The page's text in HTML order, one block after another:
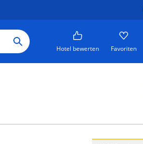
Hotel bewerten Favoriten